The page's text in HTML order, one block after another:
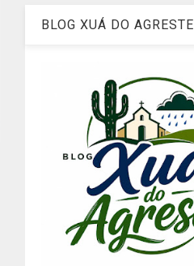
BLOG XUÁ DO AGRESTE